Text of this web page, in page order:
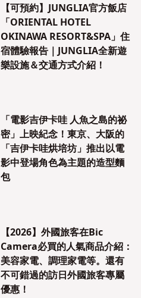
【可預約】JUNGLIA官方飯店
「ORIENTAL HOTEL
OKINAWA RESORT&SPA」住
宿體驗報告｜JUNGLIA全新遊
樂設施＆交通方式介紹！
「電影吉伊卡哇 人魚之島的祕
密」上映紀念！東京、大阪的
「吉伊卡哇烘培坊」推出以電
影中登場角色為主題的造型麵
包
【2026】外國旅客在Bic
Camera必買的人氣商品介紹：
美容家電、調理家電等。還有
不可錯過的訪日外國旅客專屬
優惠！